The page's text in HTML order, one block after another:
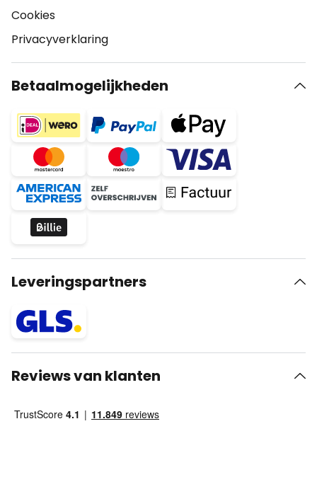
Cookies
Privacyverklaring
Betaalmogelijkheden
Leveringspartners
Reviews van klanten